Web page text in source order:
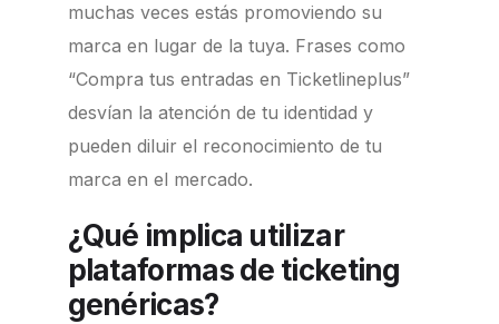
muchas veces estás promoviendo su
marca en lugar de la tuya. Frases como
“Compra tus entradas en Ticketlineplus”
desvían la atención de tu identidad y
pueden diluir el reconocimiento de tu
marca en el mercado.
¿Qué implica utilizar
plataformas de ticketing
genéricas?